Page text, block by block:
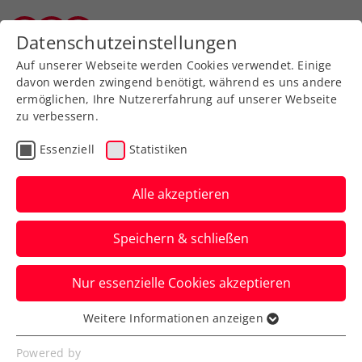
Zurück zur Newsübersicht
Turniere
Riesenerfolg: Freitag
triumphiert im
Wimbledon-U14-Bewerb
Die ÖTV-Zukunftshoffnung lässt sich im
Finale auch von der Nummer eins
Europas nicht stoppen.
Verfasst von: Manuel Wachta, 13.07.2025
Datenschutzeinstellungen
Auf unserer Webseite werden Cookies verwendet. Einige
davon werden zwingend benötigt, während es uns andere
ermöglichen, Ihre Nutzererfahrung auf unserer Webseite
zu verbessern.
Essenziell Statistiken
Alle akzeptieren
Speichern & schließen
Nur essenzielle Cookies akzeptieren
Essenziell
Essenzielle Cookies werden für grundlegende
Weitere Informationen anzeigen
Powered by